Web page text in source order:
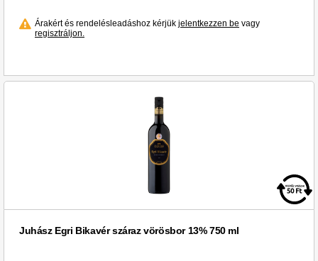
Árakért és rendelésleadáshoz kérjük jelentkezzen be vagy
regisztráljon.
Juhász Egri Bikavér száraz vörösbor 13% 750 ml